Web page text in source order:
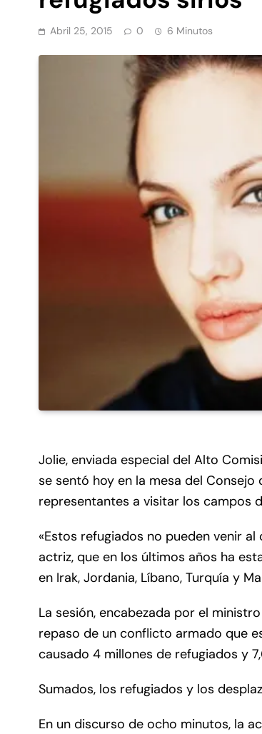
Abril 25, 2015 0 6 Minutos
Jolie, enviada especial del Alto
se sentó hoy en la mesa del
representantes a visitar los campos
«Estos refugiados no pueden venir
actriz, que en los últimos años ha
en Irak, Jordania, Líbano, Turquía y
La sesión, encabezada por el
repaso de un conflicto armado que
causado 4 millones de refugiados y
Sumados, los refugiados y los
En un discurso de ocho minutos, la